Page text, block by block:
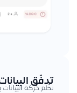
تدفّق
نظّم حركة البيانات